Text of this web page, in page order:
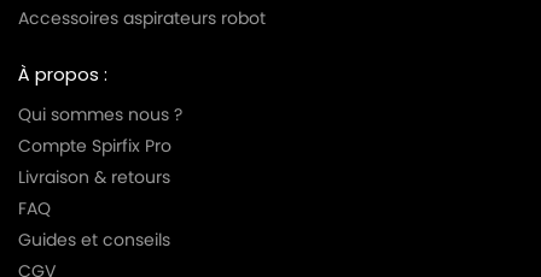
Accessoires aspirateurs robot
À propos :
Qui sommes nous ?
Compte Spirfix Pro
Livraison & retours
FAQ
Guides et conseils
CGV